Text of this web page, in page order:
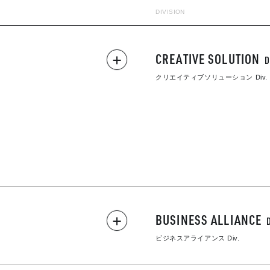
DIVISION
CREATIVE SOLUTION
クリエイティブソリューション Div.
BUSINESS ALLIANCE
ビジネスアライアンス Div.